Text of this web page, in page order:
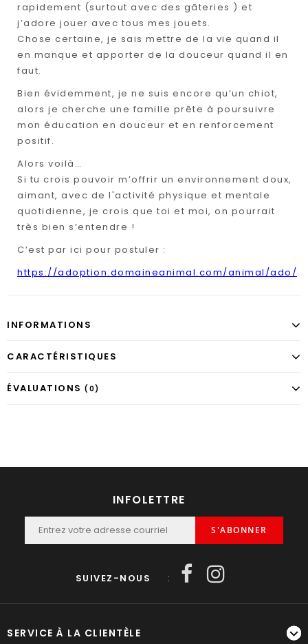
rapidement (surtout avec des gâteries ) et
j’adore jouer avec tous mes jouets.
Chose certaine, je sais mettre de la vie quand il
en manque et apporter de la douceur quand il en
faut.
Bien évidemment, je ne suis encore qu’un chiot,
alors je cherche une famille prête à poursuivre
mon éducation en douceur et en renforcement
positif.
Alors voilà…
Si tu crois pouvoir m’offrir un environnement doux,
aimant, avec de l'activité physique et mentale
quotidienne, je crois que toi et moi, on pourrait
très bien s’entendre !
C’est par ici pour postuler :
https://adoption.domaineanimal.com/animal/ado/
INFORMATIONS
CARACTÉRISTIQUES
ÉVALUATIONS (0)
INFOLETTRE
S'ABONNER
SUIVEZ-NOUS :
SERVICE À LA CLIENTÈLE